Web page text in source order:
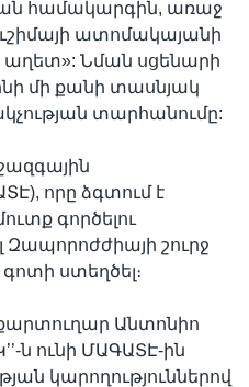
համակարգին, առաջ
ատոմակայանի
Նման սցենարի
մի քանի տասնյակ
տարհանումը:
որը ձգտում է
գործելու
Զապորոժժիայի շուրջ
ստեղծել։
Անտոնիո
ն ունի ՄԱԳԱՏԷ-ին
կարողություններով